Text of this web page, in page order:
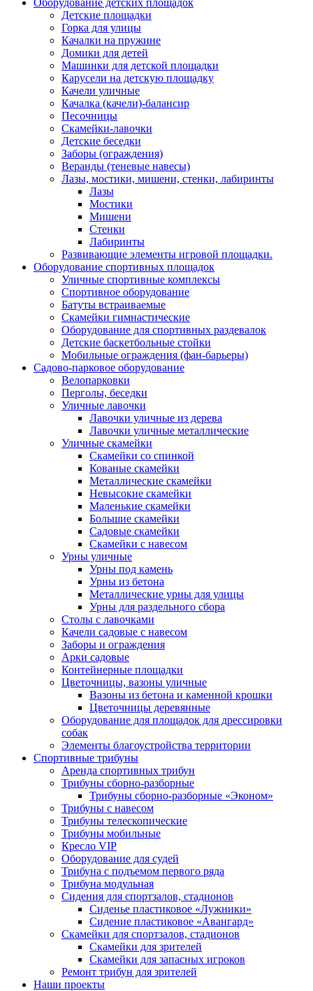
Оборудование детских площадок
Детские площадки
Горка для улицы
Качалки на пружине
Домики для детей
Машинки для детской площадки
Карусели на детскую площадку
Качели уличные
Качалка (качели)-балансир
Песочницы
Скамейки-лавочки
Детские беседки
Заборы (ограждения)
Веранды (теневые навесы)
Лазы, мостики, мишени, стенки, лабиринты
Лазы
Мостики
Мишени
Стенки
Лабиринты
Развивающие элементы игровой площадки.
Оборудование спортивных площадок
Уличные спортивные комплексы
Спортивное оборудование
Батуты встраиваемые
Скамейки гимнастические
Оборудование для спортивных раздевалок
Детские баскетбольные стойки
Мобильные ограждения (фан-барьеры)
Садово-парковое оборудование
Велопарковки
Перголы, беседки
Уличные лавочки
Лавочки уличные из дерева
Лавочки уличные металлические
Уличные скамейки
Скамейки со спинкой
Кованые скамейки
Металлические скамейки
Невысокие скамейки
Маленькие скамейки
Большие скамейки
Садовые скамейки
Скамейки с навесом
Урны уличные
Урны под камень
Урны из бетона
Металлические урны для улицы
Урны для раздельного сбора
Столы с лавочками
Качели садовые с навесом
Заборы и ограждения
Арки садовые
Контейнерные площадки
Цветочницы, вазоны уличные
Вазоны из бетона и каменной крошки
Цветочницы деревянные
Оборудование для площадок для дрессировки
собак
Элементы благоустройства территории
Спортивные трибуны
Аренда спортивных трибун
Трибуны сборно-разборные
Трибуны сборно-разборные «Эконом»
Трибуны с навесом
Трибуны телескопические
Трибуны мобильные
Кресло VIP
Оборудование для судей
Трибуна с подъемом первого ряда
Трибуна модульная
Сидения для спортзалов, стадионов
Сиденье пластиковое «Лужники»
Сидение пластиковое «Авангард»
Скамейки для спортзалов, стадионов
Скамейки для зрителей
Скамейки для запасных игроков
Ремонт трибун для зрителей
Наши проекты